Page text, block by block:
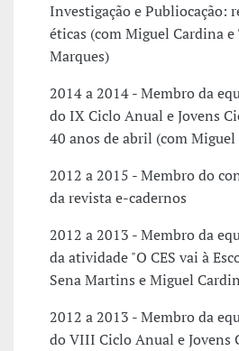
Investigação e Publiocação:
éticas (com Miguel Cardina e
Marques)
2014 a 2014 - Membro da
do IX Ciclo Anual e Jovens
40 anos de abril (com
2012 a 2015 - Membro do
da revista e-cadernos
2012 a 2013 - Membro da
da atividade "O CES vai à
Sena Martins e Miguel
2012 a 2013 - Membro da
do VIII Ciclo Anual e Jovens